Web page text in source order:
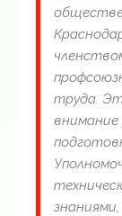
труда.
внимание